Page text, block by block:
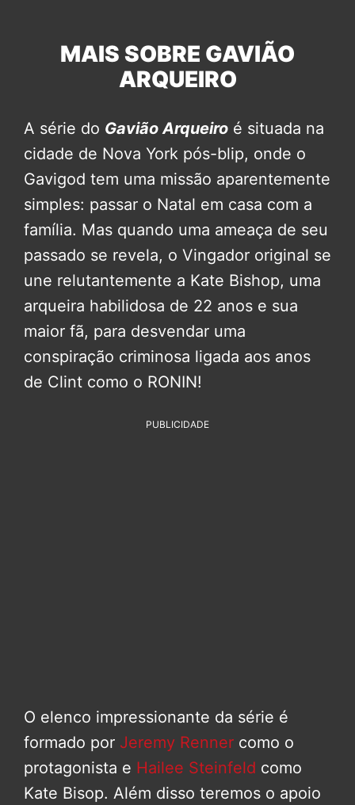
MAIS SOBRE GAVIÃO
ARQUEIRO
A série do Gavião Arqueiro é situada na
cidade de Nova York pós-blip, onde o
Gavigod tem uma missão aparentemente
simples: passar o Natal em casa com a
família. Mas quando uma ameaça de seu
passado se revela, o Vingador original se
une relutantemente a Kate Bishop, uma
arqueira habilidosa de 22 anos e sua
maior fã, para desvendar uma
conspiração criminosa ligada aos anos
de Clint como o RONIN!
PUBLICIDADE
O elenco impressionante da série é
formado por Jeremy Renner como o
protagonista e Hailee Steinfeld como
Kate Bisop. Além disso teremos o apoio